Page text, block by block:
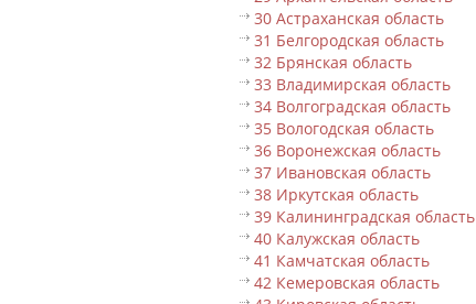
30 Астраханская область
31 Белгородская область
32 Брянская область
33 Владимирская область
34 Волгоградская область
35 Вологодская область
36 Воронежская область
37 Ивановская область
38 Иркутская область
39 Калининградская область
40 Калужская область
41 Камчатская область
42 Кемеровская область